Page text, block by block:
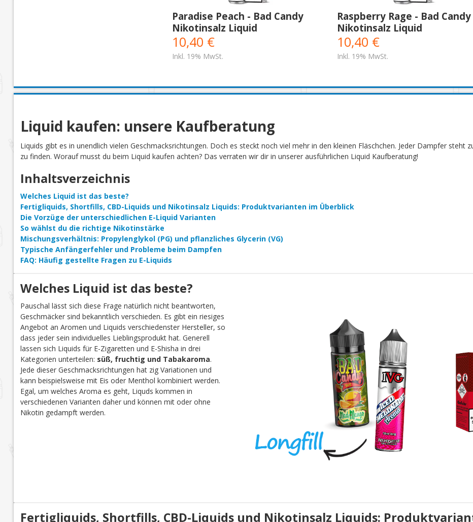
Paradise Peach - Bad Candy
Nikotinsalz Liquid
10,40 €
Inkl. 19% MwSt.
Raspberry Rage - Bad Candy
Nikotinsalz Liquid
10,40 €
Inkl. 19% MwSt.
Liquid kaufen: unsere Kaufberatung
Liquids gibt es in unendlich vielen Geschmacksrichtungen. Doch es steckt noch viel mehr in den kleinen Fläschchen. Jeder Dampfer steht
zu finden. Worauf musst du beim Liquid kaufen achten? Das verraten wir dir in unserer ausführlichen Liquid Kaufberatung!
Inhaltsverzeichnis
Welches Liquid ist das beste?
Fertigliquids, Shortfills, CBD-Liquids und Nikotinsalz Liquids: Produktvarianten im Überblick
Die Vorzüge der unterschiedlichen E-Liquid Varianten
So wählst du die richtige Nikotinstärke
Mischungsverhältnis: Propylenglykol (PG) und pflanzliches Glycerin (VG)
Typische Anfängerfehler und Probleme beim Dampfen
FAQ: Häufig gestellte Fragen zu E-Liquids
Welches Liquid ist das beste?
Pauschal lässt sich diese Frage natürlich nicht beantworten,
Geschmäcker sind bekanntlich verschieden. Es gibt ein riesiges
Angebot an Aromen und Liquids verschiedenster Hersteller, so
dass jeder sein individuelles Lieblingsprodukt hat. Generell
lassen sich Liquids für E-Zigaretten und E-Shisha in drei
Kategorien unterteilen: süß, fruchtig und Tabakaroma.
Jede dieser Geschmacksrichtungen hat zig Variationen und
kann beispielsweise mit Eis oder Menthol kombiniert werden.
Egal, um welches Aroma es geht, Liquds kommen in
verschiedenen Varianten daher und können mit oder ohne
Nikotin gedampft werden.
Fertigliquids, Shortfills, CBD-Liquids und Nikotinsalz Liquids: